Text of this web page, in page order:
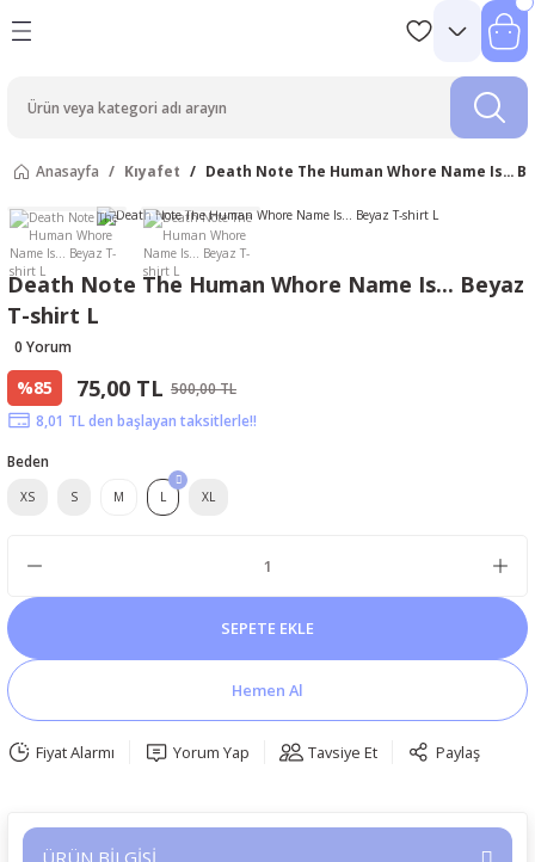
Anasayfa Kıyafet Death Note The Human Whore Name Is...
Death Note The Human Whore Name Is... Beyaz
T-shirt L
0 Yorum
%85 75,00 TL 500,00 TL
8,01 TL den başlayan taksitlerle!!
Beden
XS S M L XL
SEPETE EKLE
Hemen Al
Fiyat Alarmı Yorum Yap Tavsiye Et Paylaş
ÜRÜN BİLGİSİ